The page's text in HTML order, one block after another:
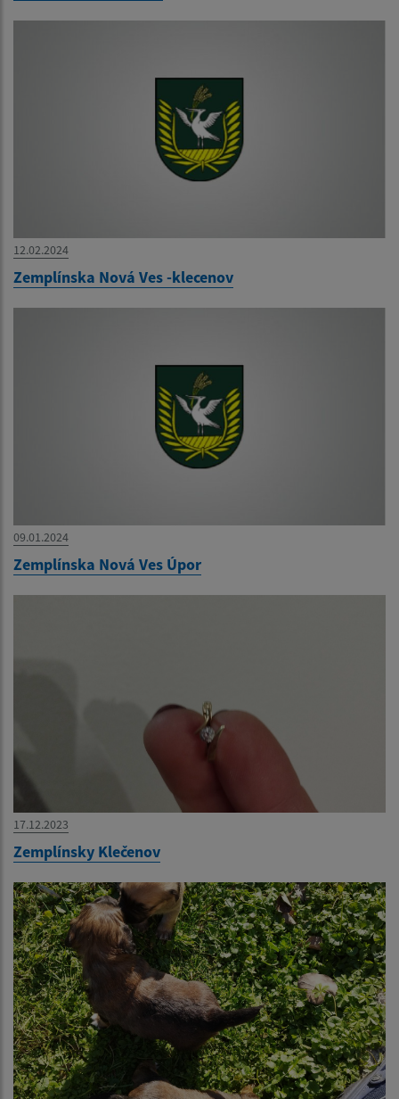
12.02.2024
Zemplínska Nová Ves -klecenov
09.01.2024
Zemplínska Nová Ves Úpor
17.12.2023
Zemplínsky Klečenov